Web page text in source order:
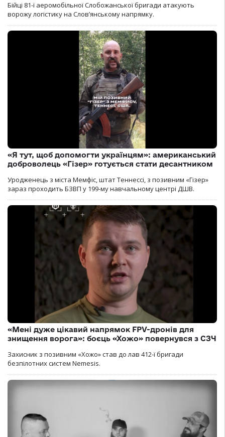
Бійці 81-ї аеромобільної Слобожанської бригади атакують
ворожу логістику на Словʼянському напрямку.
«Я тут, щоб допомогти українцям»: американський
доброволець «Гізер» готується стати десантником
Уродженець з міста Мемфіс, штат Теннессі, з позивним «Гізер»
зараз проходить БЗВП у 199-му навчальному центрі ДШВ.
«Мені дуже цікавий напрямок FPV-дронів для
знищення ворога»: боєць «Хожо» повернувся з СЗЧ
Захисник з позивним «Хожо» став до лав 412-ї бригади
безпілотних систем Nemesis.